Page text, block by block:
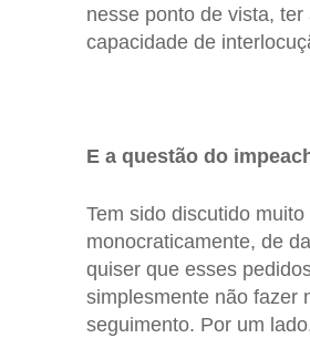
nesse ponto de vista,
capacidade de
E a questão do
Tem sido discutido
monocraticamente, de
quiser que esses
simplesmente não fazer
seguimento. Por um